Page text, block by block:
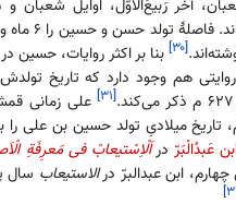
[۳۰]
[۳۱]
علی زمانی
عَبدُالْبَرّدراَلْاِسْتیعابْ فی مَعرِفَةِ
ابن عبدالبرّ درالاستیعاب سال